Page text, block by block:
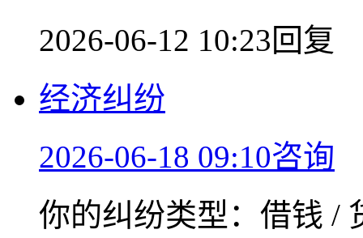
2026-06-12 10:23回复
经济纠纷
2026-06-18 09:10咨询
你的纠纷类型：借钱 /